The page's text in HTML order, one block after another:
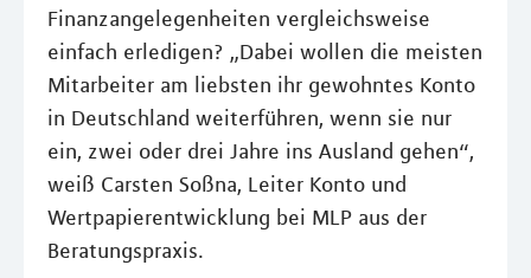
Finanzangelegenheiten vergleichsweise
einfach erledigen? „Dabei wollen die meisten
Mitarbeiter am liebsten ihr gewohntes Konto
in Deutschland weiterführen, wenn sie nur
ein, zwei oder drei Jahre ins Ausland gehen“,
weiß Carsten Soßna, Leiter Konto und
Wertpapierentwicklung bei MLP aus der
Beratungspraxis.